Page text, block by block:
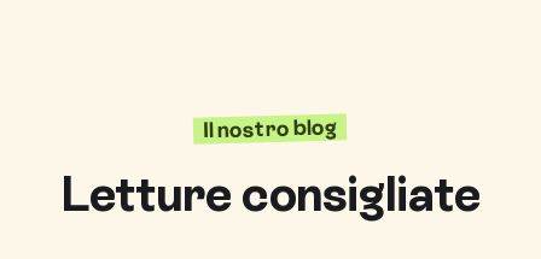
Il nostro blog
Letture consigliate